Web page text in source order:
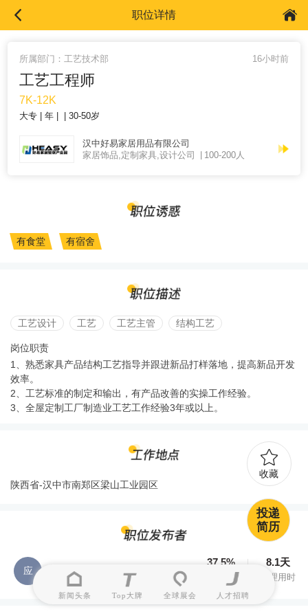
职位详情
所属部门：工艺技术部 16小时前
工艺工程师
7K-12K
大专 年 30-50岁
汉中好易家居用品有限公司
家居饰品,定制家具,设计公司
100-200人
有食堂 有宿舍
工艺设计 工艺 工艺主管 结构工艺
岗位职责
1、熟悉家具产品结构工艺指导并跟进新品打样落地，提高新品开发
效率。
2、工艺标准的制定和输出，有产品改善的实操工作经验。
3、全屋定制工厂制造业工艺工作经验3年或以上。
陕西省-汉中市南郑区梁山工业园区
应 应经理
37.5%
处理率
8.1天
处理用时
新闻头条 Top大牌 全球展会 人才招聘
收藏
投递
简历